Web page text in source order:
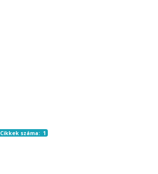
Cikkek száma: 1